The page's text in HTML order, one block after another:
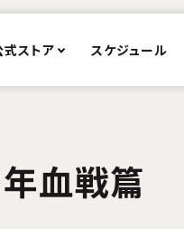
式ストア スケジュール
血戦篇